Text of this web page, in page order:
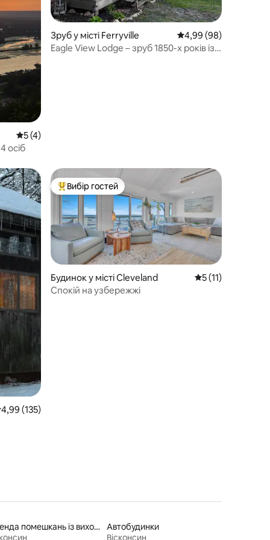
Середня оцінка: 5 з 5, відгуки: 4
5 (4)
осіб
Зруб у місті Ferryville Середня оцінка: 4,99
4,99 (98)
Eagle View Lodge – зруб 1850-х років із
оцінка: 4,99 з 5, відгуки: 135
4,99 (135)
Топ вибір гостей
Вибір гостей
Будинок у місті Cleveland Середня оцінка: 5
5 (11)
Спокій на узбережжі
Оренда помешкань із виходом до пляжу
Автобудинки
Вісконсин